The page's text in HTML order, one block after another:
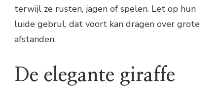
terwijl ze rusten, jagen of spelen. Let op hun
luide gebrul, dat voort kan dragen over grote
afstanden.
De elegante giraffe